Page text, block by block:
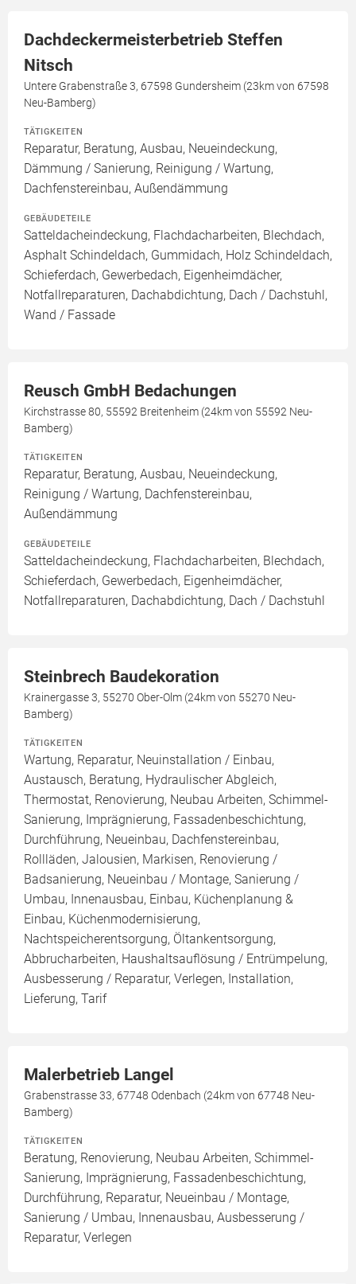
Dachdeckermeisterbetrieb Steffen
Nitsch
Untere Grabenstraße 3, 67598 Gundersheim (23km von 67598
Neu-Bamberg)
TÄTIGKEITEN
Reparatur, Beratung, Ausbau, Neueindeckung,
Dämmung / Sanierung, Reinigung / Wartung,
Dachfenstereinbau, Außendämmung
GEBÄUDETEILE
Satteldacheindeckung, Flachdacharbeiten, Blechdach,
Asphalt Schindeldach, Gummidach, Holz Schindeldach,
Schieferdach, Gewerbedach, Eigenheimdächer,
Notfallreparaturen, Dachabdichtung, Dach / Dachstuhl,
Wand / Fassade
Reusch GmbH Bedachungen
Kirchstrasse 80, 55592 Breitenheim (24km von 55592 Neu-
Bamberg)
TÄTIGKEITEN
Reparatur, Beratung, Ausbau, Neueindeckung,
Reinigung / Wartung, Dachfenstereinbau,
Außendämmung
GEBÄUDETEILE
Satteldacheindeckung, Flachdacharbeiten, Blechdach,
Schieferdach, Gewerbedach, Eigenheimdächer,
Notfallreparaturen, Dachabdichtung, Dach / Dachstuhl
Steinbrech Baudekoration
Krainergasse 3, 55270 Ober-Olm (24km von 55270 Neu-
Bamberg)
TÄTIGKEITEN
Wartung, Reparatur, Neuinstallation / Einbau,
Austausch, Beratung, Hydraulischer Abgleich,
Thermostat, Renovierung, Neubau Arbeiten, Schimmel-
Sanierung, Imprägnierung, Fassadenbeschichtung,
Durchführung, Neueinbau, Dachfenstereinbau,
Rollläden, Jalousien, Markisen, Renovierung /
Badsanierung, Neueinbau / Montage, Sanierung /
Umbau, Innenausbau, Einbau, Küchenplanung &
Einbau, Küchenmodernisierung,
Nachtspeicherentsorgung, Öltankentsorgung,
Abbrucharbeiten, Haushaltsauflösung / Entrümpelung,
Ausbesserung / Reparatur, Verlegen, Installation,
Lieferung, Tarif
Malerbetrieb Langel
Grabenstrasse 33, 67748 Odenbach (24km von 67748 Neu-
Bamberg)
TÄTIGKEITEN
Beratung, Renovierung, Neubau Arbeiten, Schimmel-
Sanierung, Imprägnierung, Fassadenbeschichtung,
Durchführung, Reparatur, Neueinbau / Montage,
Sanierung / Umbau, Innenausbau, Ausbesserung /
Reparatur, Verlegen